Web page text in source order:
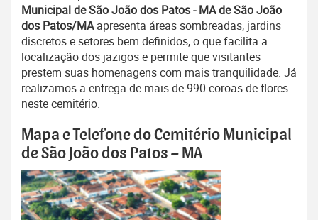
Municipal de São João dos Patos - MA de São João
dos Patos/MAapresenta áreas sombreadas, jardins
discretos e setores bem definidos, o que facilita a
localização dos jazigos e permite que visitantes
prestem suas homenagens com mais tranquilidade. Já
realizamos a entrega de mais de 990 coroas de flores
neste cemitério.
Mapa e Telefone do Cemitério Municipal
de São João dos Patos – MA